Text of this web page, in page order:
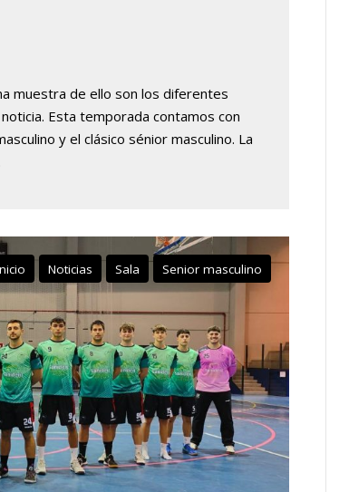
muestra de ello son los diferentes
Esta temporada contamos con
y el clásico sénior masculino. La
Noticias Sala Senior masculino